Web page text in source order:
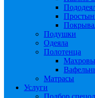
Подушки
Одеяла
Полотенца
Матрасы
Услуги
Подбор